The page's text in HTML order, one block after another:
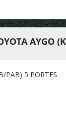
AYGO
PAB) 5 PORTES